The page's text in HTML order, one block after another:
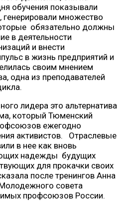
обучения показывали
генерировали множество
обязательно должны
в деятельности
и внести
в жизнь предприятий и
своим мнением
одна из преподавателей
лидера это альтернатива
который Тюменский
ежегодно
активистов. Отраслевые
в нее как вновь
надежды будущих
для прокачки своих
после тренингов Анна
совета
профсоюзов России.